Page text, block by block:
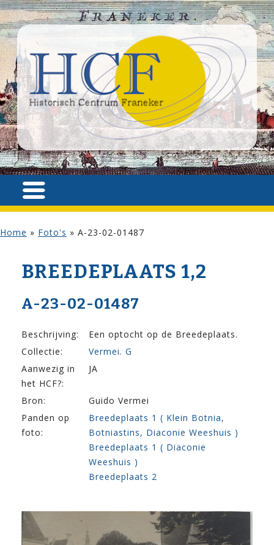
Home » Foto's » A-23-02-01487
BREEDEPLAATS 1,2
A-23-02-01487
Beschrijving:
Een optocht op de Breedeplaats.
Collectie:
Vermei. G
Aanwezig in
het HCF?:
JA
Bron:
Guido Vermei
Panden op
foto:
Breedeplaats 1 ( Klein Botnia,
Botniastins, Diaconie Weeshuis )
Breedeplaats 1 ( Diaconie
Weeshuis )
Breedeplaats 2